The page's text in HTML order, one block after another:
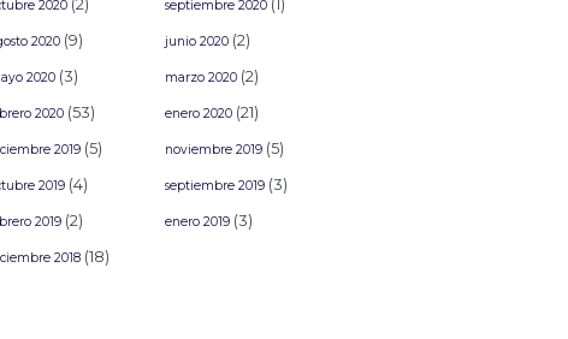
2020 (2) septiembre 2020 (1)
2020 (9) junio 2020 (2)
2020 (3) marzo 2020 (2)
2020 (53) enero 2020 (21)
2019 (5) noviembre 2019 (5)
2019 (4) septiembre 2019 (3)
2019 (2) enero 2019 (3)
2018 (18)